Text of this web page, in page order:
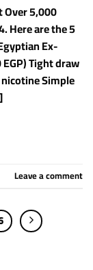
Over 5,000
Here are the 5
Ex-
Tight draw
Simple
Leave a comment